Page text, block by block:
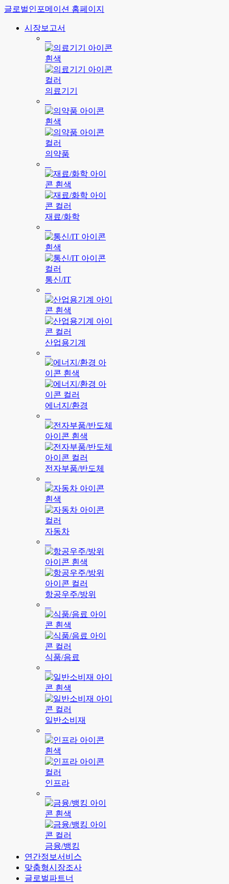
글로벌인포메이션 홈페이지
시장보고서
의료기기
의약품
재료/화학
통신/IT
산업용기계
에너지/환경
전자부품/반도체
자동차
항공우주/방위
식품/음료
일반소비재
인프라
금융/뱅킹
연간정보서비스
맞춤형시장조사
글로벌파트너